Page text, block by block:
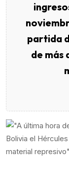
partida
de más